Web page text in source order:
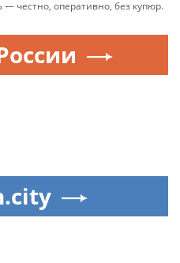
— честно, оперативно, без купюр.